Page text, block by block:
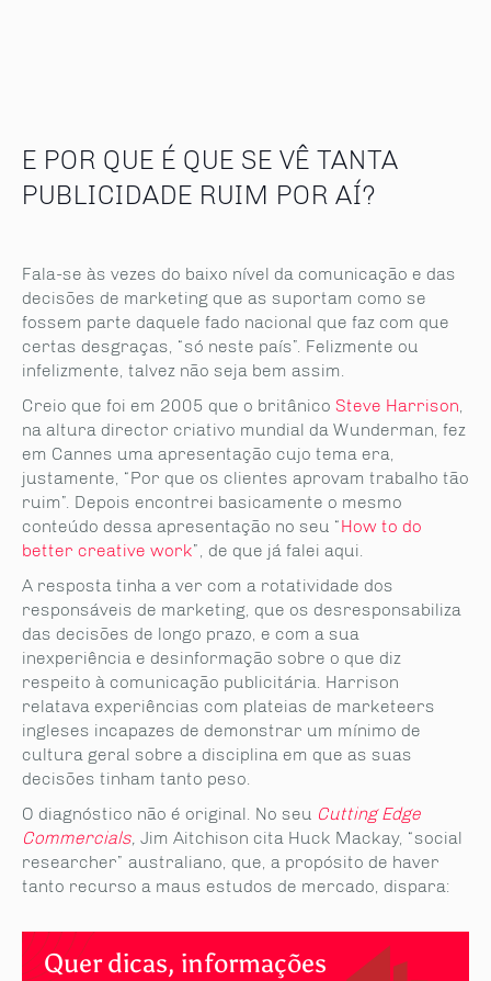
E POR QUE É QUE SE VÊ TANTA
PUBLICIDADE RUIM POR AÍ?
Fala-se às vezes do baixo nível da comunicação e das
decisões de marketing que as suportam como se
fossem parte daquele fado nacional que faz com que
certas desgraças, “só neste país”. Felizmente ou
infelizmente, talvez não seja bem assim.
Creio que foi em 2005 que o britânico Steve Harrison,
na altura director criativo mundial da Wunderman, fez
em Cannes uma apresentação cujo tema era,
justamente, “Por que os clientes aprovam trabalho tão
ruim”. Depois encontrei basicamente o mesmo
conteúdo dessa apresentação no seu “How to do
better creative work”, de que já falei aqui.
A resposta tinha a ver com a rotatividade dos
responsáveis de marketing, que os desresponsabiliza
das decisões de longo prazo, e com a sua
inexperiência e desinformação sobre o que diz
respeito à comunicação publicitária. Harrison
relatava experiências com plateias de marketeers
ingleses incapazes de demonstrar um mínimo de
cultura geral sobre a disciplina em que as suas
decisões tinham tanto peso.
O diagnóstico não é original. No seu Cutting Edge
Commercials, Jim Aitchison cita Huck Mackay, “social
researcher” australiano, que, a propósito de haver
tanto recurso a maus estudos de mercado, dispara:
Quer dicas, informações